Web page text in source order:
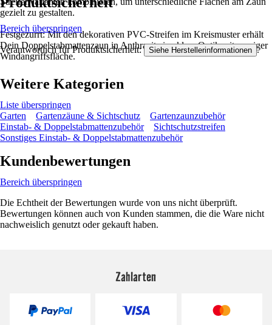
gezielt zu gestalten.
Festgezurrt: Mit den dekorativen PVC-Streifen im Kreismuster erhält
Dein Doppelstabmattenzaun in Anthrazit eine klare Optik mit weniger
Windangriffsfläche.
Bereich überspringen
Verantwortlich für Produktsicherheit: Siehe Herstellerinformationen .
Weitere Kategorien
Liste überspringen
Garten
Gartenzäune & Sichtschutz
Gartenzaunzubehör
Einstab- & Doppelstabmattenzubehör
Sichtschutzstreifen
Sonstiges Einstab- & Doppelstabmattenzubehör
Kundenbewertungen
Bereich überspringen
Die Echtheit der Bewertungen wurde von uns nicht überprüft.
Bewertungen können auch von Kunden stammen, die die Ware nicht
nachweislich genutzt oder gekauft haben.
Zahlarten